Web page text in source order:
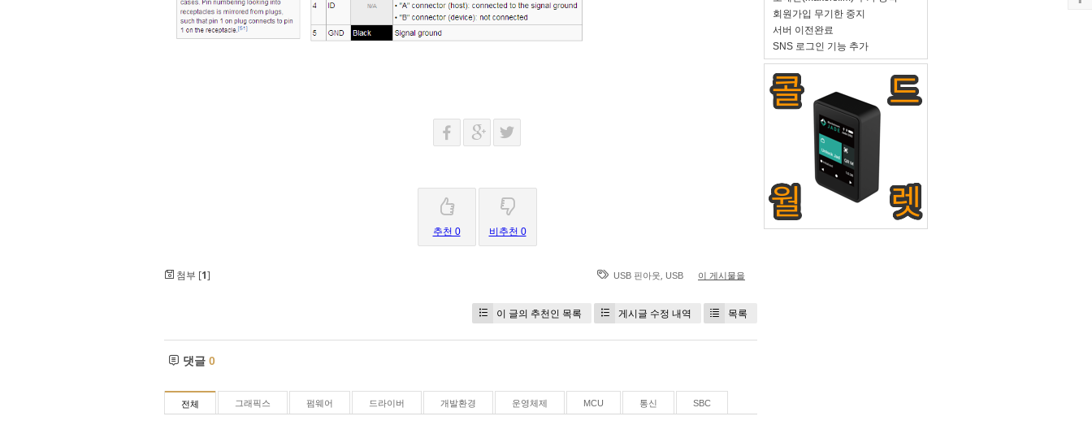
추천 0 비추천 0
첨부 [1] USB 핀아웃 USB 이 게시물을
이 글의 추천인 목록 게시글 수정 내역 목록
댓글 0
전체 그래픽스 펌웨어 드라이버 개발환경 운영체제 MCU 통신 SBC
회원가입 무기한 중지
서버 이전완료
SNS 로그인 기능 추가